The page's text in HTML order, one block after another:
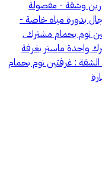
وشقة - مفصولة
بدورة مياه خاصة -
نوم بحمام مشترك .
بحمام مشترك واحدة ماستر بغرفة
: غرفتين نوم بحمام